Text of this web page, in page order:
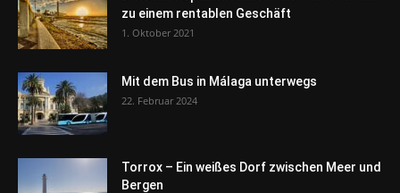
zu einem rentablen Geschäft
1. Oktober 2021
Mit dem Bus in Málaga unterwegs
22. Februar 2024
Torrox – Ein weißes Dorf zwischen Meer und
Bergen